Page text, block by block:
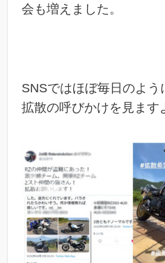
会も増えました。
SNSではほぼ毎日のよう
拡散の呼びかけを見ます